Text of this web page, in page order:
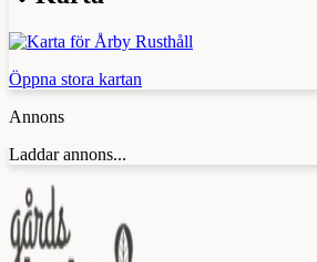
Öppna stora kartan
Annons
Laddar annons...